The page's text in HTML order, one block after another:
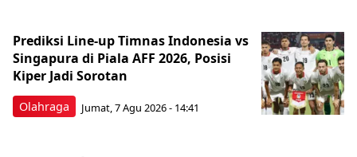
Olahraga
Prediksi Line-up Timnas Indonesia vs
Singapura di Piala AFF 2026, Posisi
Kiper Jadi Sorotan
Jumat, 7 Agu 2026 - 14:41